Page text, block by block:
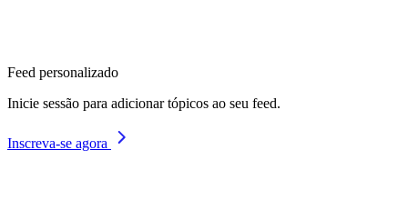
Feed personalizado
Inicie sessão para adicionar tópicos ao seu feed.
Inscreva-se agora